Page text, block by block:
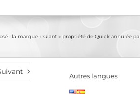
: la marque « Giant » propriété de Quick annulée
Autres langues